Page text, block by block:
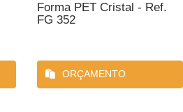
Forma PET Cristal - Ref.
FG 352
ORÇAMENTO